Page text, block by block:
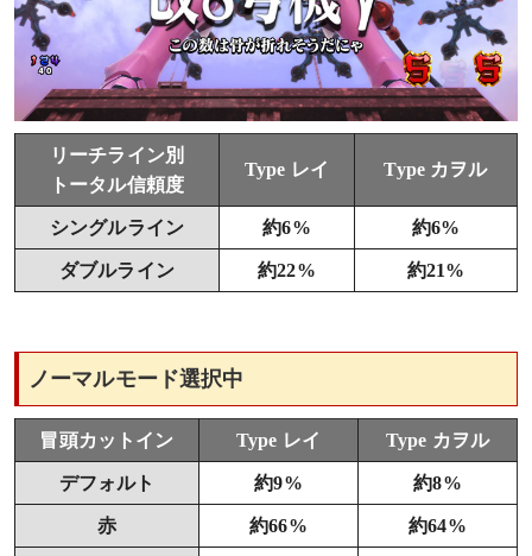
リーチライン別
トータル信頼度
Type レイ Type カヲル
シングルライン 約6% 約6%
ダブルライン 約22% 約21%
ノーマルモード選択中
冒頭カットイン Type レイ Type カヲル
デフォルト 約9% 約8%
赤 約66% 約64%